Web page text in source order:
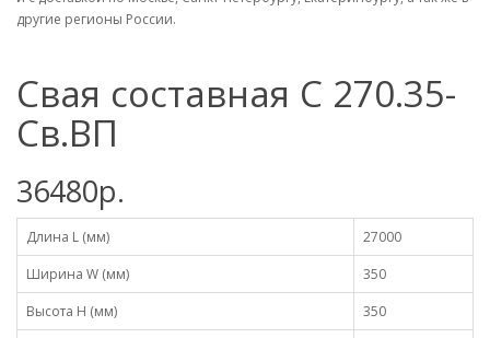
другие регионы России.
Свая составная С 270.35-
Св.ВП
36480р.
Длина L (мм)
27000
Ширина W (мм)
350
Высота H (мм)
350